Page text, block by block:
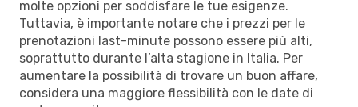
molte opzioni per soddisfare le tue esigenze.
Tuttavia, è importante notare che i prezzi per le
prenotazioni last-minute possono essere più alti,
soprattutto durante l’alta stagione in Italia. Per
aumentare la possibilità di trovare un buon affare,
considera una maggiore flessibilità con le date di